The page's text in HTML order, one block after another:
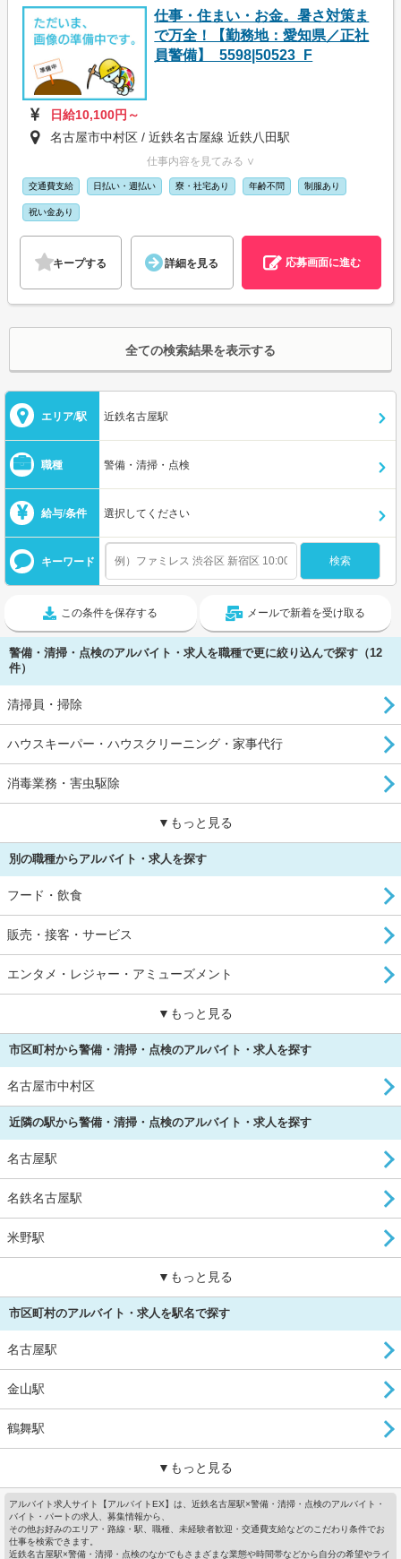
仕事・住まい・お金。暑さ対策ま
で万全！【勤務地：愛知県／正社
員警備】_5598|50523_F
日給10,100円～
名古屋市中村区 / 近鉄名古屋線 近鉄八田駅
仕事内容を見てみる ∨
交通費支給 日払い・週払い 寮・社宅あり 年齢不問 制服あり
祝い金あり
キープする 詳細を見る 応募画面に進む
全ての検索結果を表示する
エリア/駅 近鉄名古屋駅
職種 警備・清掃・点検
給与/条件 選択してください
キーワード
この条件を保存する メールで新着を受け取る
警備・清掃・点検のアルバイト・求人を職種で更に絞り込んで探す（12
件）
清掃員・掃除
ハウスキーパー・ハウスクリーニング・家事代行
消毒業務・害虫駆除
▼もっと見る
別の職種からアルバイト・求人を探す
フード・飲食
販売・接客・サービス
エンタメ・レジャー・アミューズメント
▼もっと見る
市区町村から警備・清掃・点検のアルバイト・求人を探す
名古屋市中村区
近隣の駅から警備・清掃・点検のアルバイト・求人を探す
名古屋駅
名鉄名古屋駅
米野駅
▼もっと見る
市区町村のアルバイト・求人を駅名で探す
名古屋駅
金山駅
鶴舞駅
▼もっと見る
アルバイト求人サイト【アルバイトEX】は、近鉄名古屋駅×警備・清掃・点検のアルバイト・
バイト・パートの求人、募集情報から、
その他お好みのエリア・路線・駅、職種、未経験者歓迎・交通費支給などのこだわり条件でお
仕事を検索できます。
近鉄名古屋駅×警備・清掃・点検のなかでもさまざまな業態や時間帯などから自分の希望やライ